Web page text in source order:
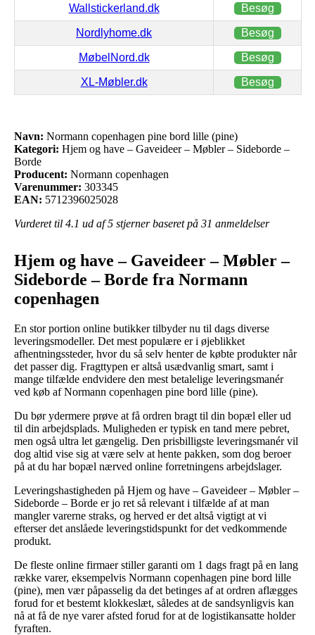
Wallstickerland.dk Besøg
Nordlyhome.dk Besøg
MøbelNord.dk Besøg
XL-Møbler.dk Besøg
Navn: Normann copenhagen pine bord lille (pine)
Kategori: Hjem og have – Gaveideer – Møbler – Sideborde –
Borde
Producent: Normann copenhagen
Varenummer: 303345
EAN: 5712396025028
Vurderet til 4.1 ud af 5 stjerner baseret på 31 anmeldelser
Hjem og have – Gaveideer – Møbler –
Sideborde – Borde fra Normann
copenhagen
En stor portion online butikker tilbyder nu til dags diverse
leveringsmodeller. Det mest populære er i øjeblikket
afhentningssteder, hvor du så selv henter de købte produkter når
det passer dig. Fragttypen er altså usædvanlig smart, samt i
mange tilfælde endvidere den mest betalelige leveringsmanér
ved køb af Normann copenhagen pine bord lille (pine).
Du bør ydermere prøve at få ordren bragt til din bopæl eller ud
til din arbejdsplads. Muligheden er typisk en tand mere pebret,
men også ultra let gængelig. Den prisbilligste leveringsmanér vil
dog altid vise sig at være selv at hente pakken, som dog beroer
på at du har bopæl nærved online forretningens arbejdslager.
Leveringshastigheden på Hjem og have – Gaveideer – Møbler –
Sideborde – Borde er jo ret så relevant i tilfælde af at man
mangler varerne straks, og herved er det altså vigtigt at vi
efterser det anslåede leveringstidspunkt for det vedkommende
produkt.
De fleste online firmaer stiller garanti om 1 dags fragt på en lang
række varer, eksempelvis Normann copenhagen pine bord lille
(pine), men vær påpasselig da det betinges af at ordren aflægges
forud for et bestemt klokkeslæt, således at de sandsynligvis kan
nå at få de nye varer afsted forud for at de logistikansatte holder
fyraften.